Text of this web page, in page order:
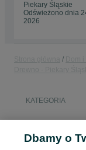
Piekary Śląskie
Odświeżono dnia
2026
KATEGORIA
Dbamy o